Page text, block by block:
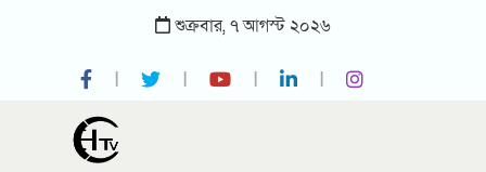
শুক্রবার,৭আগস্ট ২০২৬